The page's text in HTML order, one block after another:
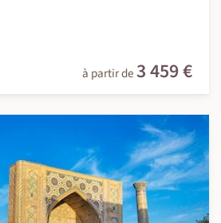
à partir de 3 459 €